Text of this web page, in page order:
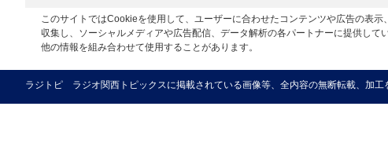
このサイトではCookieを使用して、ユーザーに合わせたコンテンツや広告の表
収集し、ソーシャルメディアや広告配信、データ解析の各パートナーに提供し
他の情報を組み合わせて使用することがあります。
ラジトピ ラジオ関西トピックスに掲載されている画像等、全内容の無断転載、加工